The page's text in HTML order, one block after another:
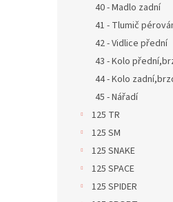
40 - Madlo zadní
41 - Tlumič
42 - Vidlice přední
43 - Kolo
44 - Kolo
45 - Nářadí
125 TR
125 SM
125 SNAKE
125 SPACE
125 SPIDER